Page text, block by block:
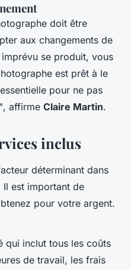
doit être
aux changements de
se produit, vous
est prêt à le
pour ne pas
, affirme Claire Martin.
inclus
déterminant dans
est important de
pour votre argent.
qui inclut tous les coûts
de travail, les frais